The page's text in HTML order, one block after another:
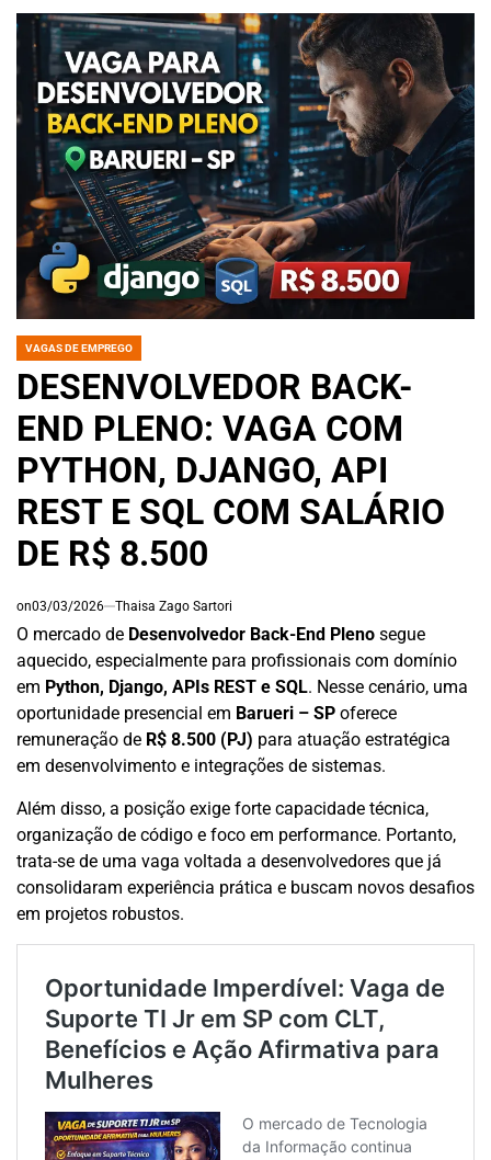
POSTED
VAGAS DE EMPREGO
DESENVOLVEDOR BACK-
END PLENO: VAGA COM
PYTHON, DJANGO, API
REST E SQL COM SALÁRIO
DE R$ 8.500
on03/03/2026 Thaisa Zago Sartori
O mercado de Desenvolvedor Back-End Pleno segue
aquecido, especialmente para profissionais com domínio
em Python, Django, APIs REST e SQL. Nesse cenário, uma
oportunidade presencial em Barueri – SP oferece
remuneração de R$ 8.500 (PJ) para atuação estratégica
em desenvolvimento e integrações de sistemas.
Além disso, a posição exige forte capacidade técnica,
organização de código e foco em performance. Portanto,
trata-se de uma vaga voltada a desenvolvedores que já
consolidaram experiência prática e buscam novos desafios
em projetos robustos.